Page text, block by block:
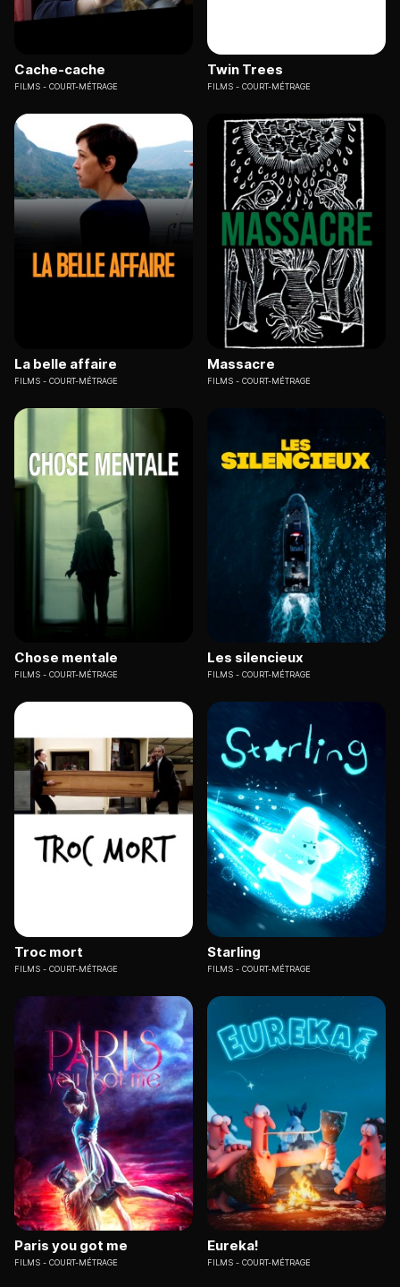
Cache-cache
FILMS COURT-MÉTRAGE
Twin Trees
FILMS COURT-MÉTRAGE
La belle affaire
FILMS COURT-MÉTRAGE
Massacre
FILMS COURT-MÉTRAGE
Chose mentale
FILMS COURT-MÉTRAGE
Les silencieux
FILMS COURT-MÉTRAGE
Troc mort
FILMS COURT-MÉTRAGE
Starling
FILMS COURT-MÉTRAGE
Paris you got me
FILMS COURT-MÉTRAGE
Eureka!
FILMS COURT-MÉTRAGE